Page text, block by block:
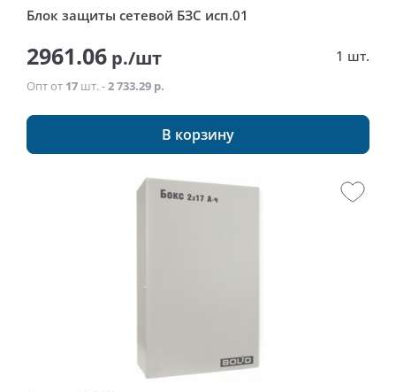
Блок защиты сетевой БЗС исп.01
2961.06 р./шт 1 шт.
Опт от 17 шт. -2 733.29 р.
В корзину